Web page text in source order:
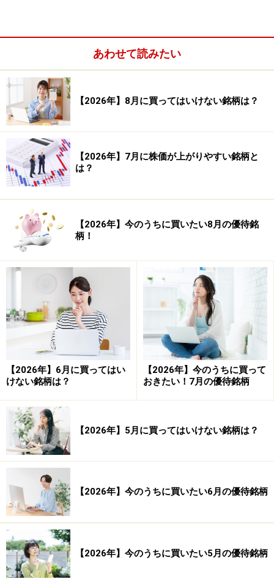
平均損益（円）：4,586円 平均損益（率）：
2.29％
平均利益（円）：10,769円 平均利益（率）：
5.38％
平均損失（円）：－11,492円 平均損失（率）：
－5.75％
合計損益（円）：165,079円 合計損益（率）：
82.54％
合計損失（円）：－114,922円 合計損失
（率）：－57.46％
PF（プロフィット・ファクター）：2.436
平均保持日数：25.17日
■2位：海運（3銘柄）
システムトレードの達人
勝率：65.48％
勝ち数：55回
負け数：29回
引き分け数：2回
あわせて読みたい
【2026年】8月に買ってはいけない銘柄は？
【2026年】7月に株価が上がりやすい銘柄と
は？
【2026年】今のうちに買いたい8月の優待銘
柄！
【2026年】6月に買ってはい
けない銘柄は？
【2026年】今のうちに買って
おきたい！7月の優待銘柄
【2026年】5月に買ってはいけない銘柄は？
【2026年】今のうちに買いたい6月の優待銘柄
【2026年】今のうちに買いたい5月の優待銘柄